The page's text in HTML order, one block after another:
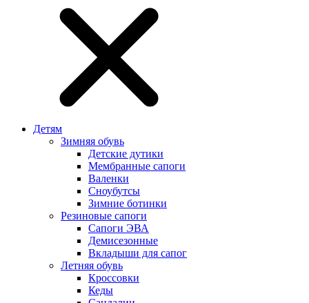
Детям
Зимняя обувь
Детские дутики
Мембранные сапоги
Валенки
Сноубутсы
Зимние ботинки
Резиновые сапоги
Сапоги ЭВА
Демисезонные
Вкладыши для сапог
Летняя обувь
Кроссовки
Кеды